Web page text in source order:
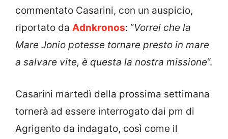
commentato Casarini, con un auspicio,
riportato da Adnkronos: “Vorrei che la
Mare Jonio potesse tornare presto in mare
a salvare vite, è questa la nostra missione“.
Casarini martedì della prossima settimana
tornerà ad essere interrogato dai pm di
Agrigento da indagato, così come il